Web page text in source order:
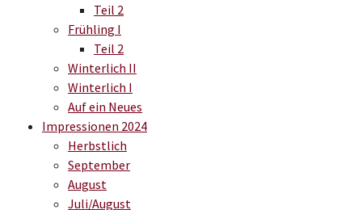
Teil 2
Frühling I
Teil 2
Winterlich II
Winterlich I
Auf ein Neues
Impressionen 2024
Herbstlich
September
August
Juli/August